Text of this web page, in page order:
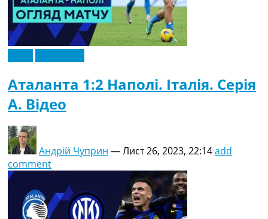
Аталанта 1:2 Наполі. Італія. Серія
A. Відео
Андрій Чуприн —Лист 26, 2023, 22:14add
comment